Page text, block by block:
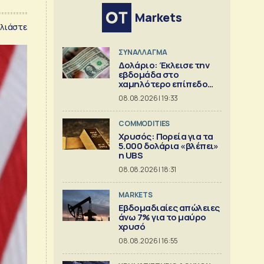
Markets
ΣΥΝΑΛΛΑΓΜΑ
Δολάριο: Έκλεισε την
εβδομάδα στο
χαμηλότερο επίπεδο
από τον Μάιο
08.08.2026 | 19:33
COMMODITIES
Χρυσός: Πορεία για τα
5.000 δολάρια «βλέπει»
η UBS
08.08.2026 | 18:31
MARKETS
Εβδομαδιαίες απώλειες
άνω 7% για το μαύρο
χρυσό
08.08.2026 | 16:55